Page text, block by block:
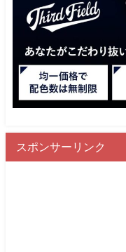
スポンサーリンク